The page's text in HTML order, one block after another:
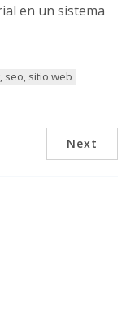
en un sistema
seo, sitio web
Next